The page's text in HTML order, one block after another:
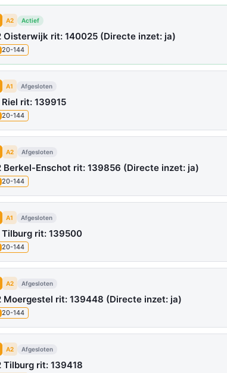
A2 Actief
Oisterwijk rit: 140025 (Directe inzet: ja)
20-144
A1 Afgesloten
Riel rit: 139915
20-144
A2 Afgesloten
Berkel-Enschot rit: 139856 (Directe inzet: ja)
20-144
A1 Afgesloten
Tilburg rit: 139500
20-144
A2 Afgesloten
Moergestel rit: 139448 (Directe inzet: ja)
20-144
A2 Afgesloten
Tilburg rit: 139418